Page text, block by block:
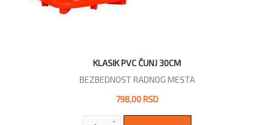
KLASIK PVC ČUNJ 30CM
BEZBEDNOST RADNOG MESTA
798,00 RSD